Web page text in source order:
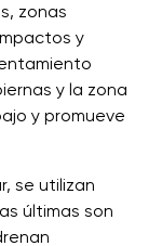
zonas
y
y la zona
y promueve
se utilizan
últimas son